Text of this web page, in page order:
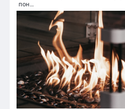
пон…